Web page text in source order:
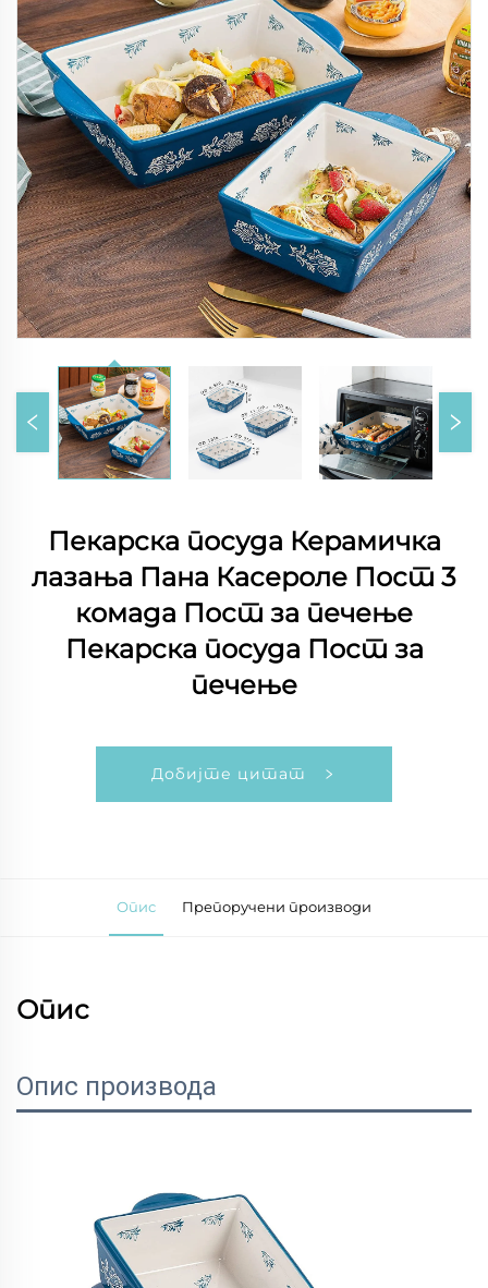
Пекарска посуда Керамичка
лазања Пана Касероле Пост 3
комада Пост за печење
Пекарска посуда Пост за
печење
Добијте цитат
Опис Препоручени производи
Опис
Опис производа